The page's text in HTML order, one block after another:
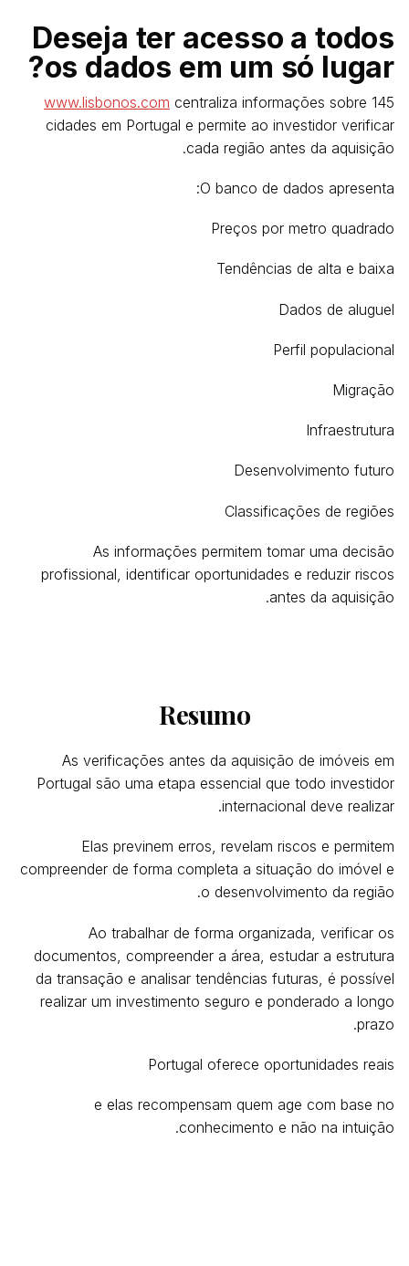
Deseja ter acesso a todos
os dados em um só lugar?
www.lisbonos.com centraliza informações sobre 145
cidades em Portugal e permite ao investidor verificar
cada região antes da aquisição.
O banco de dados apresenta:
Preços por metro quadrado
Tendências de alta e baixa
Dados de aluguel
Perfil populacional
Migração
Infraestrutura
Desenvolvimento futuro
Classificações de regiões
As informações permitem tomar uma decisão
profissional, identificar oportunidades e reduzir riscos
antes da aquisição.
Resumo
As verificações antes da aquisição de imóveis em
Portugal são uma etapa essencial que todo investidor
internacional deve realizar.
Elas previnem erros, revelam riscos e permitem
compreender de forma completa a situação do imóvel e
o desenvolvimento da região.
Ao trabalhar de forma organizada, verificar os
documentos, compreender a área, estudar a estrutura
da transação e analisar tendências futuras, é possível
realizar um investimento seguro e ponderado a longo
prazo.
Portugal oferece oportunidades reais
e elas recompensam quem age com base no
conhecimento e não na intuição.